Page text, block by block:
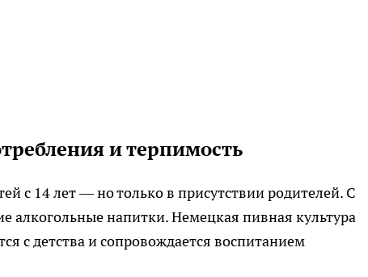
и терпимость
с 14 лет — но только в присутствии родителей. С
алкогольные напитки. Немецкая пивная культура
с детства и сопровождается воспитанием